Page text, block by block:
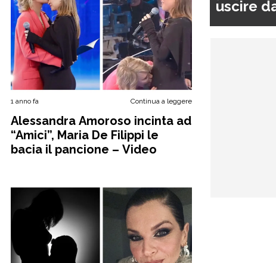
1 anno fa Continua a leggere
Alessandra Amoroso incinta ad
“Amici”, Maria De Filippi le
bacia il pancione – Video
uscire